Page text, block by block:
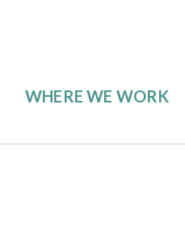
WHERE WE WORK